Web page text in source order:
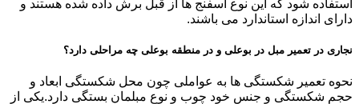
استفاده شود که این نوع اسفنج ها از قبل برش داده شده هستند و
دارای اندازه استاندارد می باشند.
نجاری در تعمیر مبل در بوعلی و در منطقه بوعلی چه مراحلی دارد؟
نحوه تعمیر شکستگی ها به عواملی چون محل شکستگی ابعاد و
حجم شکستگی و جنس خود چوب و نوع مبلمان بستگی دارد.یکی از